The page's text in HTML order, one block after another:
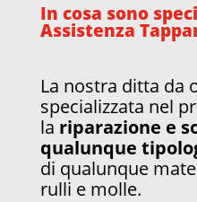
In cosa sono
Assistenza
La nostra ditta da
specializzata nel
la riparazione e
qualunque
di qualunque
rulli e molle.